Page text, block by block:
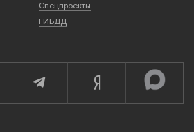
Спецпроекты
ГИБДД